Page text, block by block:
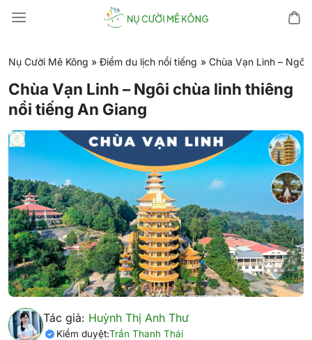
đến
dung
Nụ Cười Mê Kông » Điểm du lịch nổi tiếng » Chùa Vạn Linh –
Chùa Vạn Linh – Ngôi chùa linh thiêng
nổi tiếng An Giang
Tác giả: Huỳnh Thị Anh Thư
Kiểm duyệt:Trần Thanh Thái